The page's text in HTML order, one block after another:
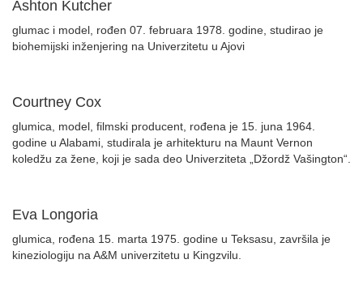
Ashton Kutcher
glumac i model, rođen 07. februara 1978. godine, studirao je
biohemijski inženjering na Univerzitetu u Ajovi
Courtney Cox
glumica, model, filmski producent, rođena je 15. juna 1964.
godine u Alabami, studirala je arhitekturu na Maunt Vernon
koledžu za žene, koji je sada deo Univerziteta „Džordž Vašington“.
Eva Longoria
glumica, rođena 15. marta 1975. godine u Teksasu, završila je
kineziologiju na A&M univerzitetu u Kingzvilu.